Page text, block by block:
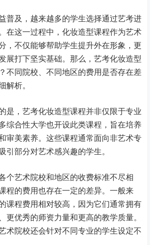
普及，越来越多的学生选择通过艺考进
在这一过程中，化妆造型课程作为艺术
，不仅能够帮助学生提升外在形象，更
展打下坚实基础。那么，艺考化妆造型
不同院校、不同地区的费用是否存在差
解析。
是，艺考化妆造型课程并非仅限于专业
综合性大学也开设此类课程，旨在培养
审美素养。这些课程通常面向非艺术专
引部分对艺术感兴趣的学生。
个艺术院校和地区的收费标准不尽相
程的费用也存在一定的差异。一般来
课程费用相对较高，因为它们通常拥有
更优秀的师资力量和更高的教学质量。
术院校还会针对不同专业的学生设定不